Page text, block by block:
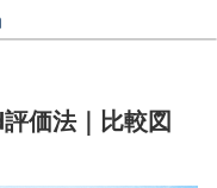
価法｜比較図